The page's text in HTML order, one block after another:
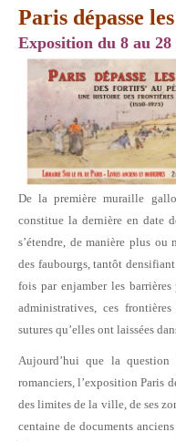
Paris dépasse
Exposition du 8 au 28
De la première muraille
constitue la dernière en date
s’étendre, de manière plus
des faubourgs, tantôt
fois par enjamber les
administratives, ces
sutures qu’elles ont laissées
Aujourd’hui que la
romanciers, l’exposition Paris
des limites de la ville, de ses
centaine de documents